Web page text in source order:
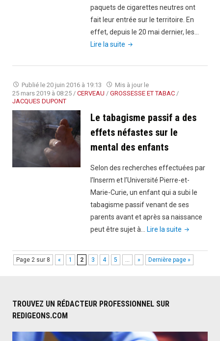
paquets de cigarettes neutres ont
fait leur entrée sur le territoire. En
effet, depuis le 20 mai dernier, les…
Lire la suite "Quand
fumeurs
français
découvrent
nouveau
costume
des
de
cigarettes
:
les
paquets
neutres"
Publié le 20 juin 2016 à 19:13
Mis à jour le
25 mars 2019 à 08:25 / CERVEAU / GROSSESSE ET TABAC /
JACQUES DUPONT
Le tabagisme passif a des
effets néfastes sur le
mental des enfants
Selon des recherches effectuées par
l’Inserm et l’Université Pierre-et-
Marie-Curie, un enfant qui a subi le
tabagisme passif venant de ses
parents avant et après sa naissance
peut être sujet à…
Lire la suite "Le
passif
a
Page 2 sur 8 « 1 2 3 4 5 … » Dernière page »
TROUVEZ UN RÉDACTEUR PROFESSIONNEL SUR
REDIGEONS.COM